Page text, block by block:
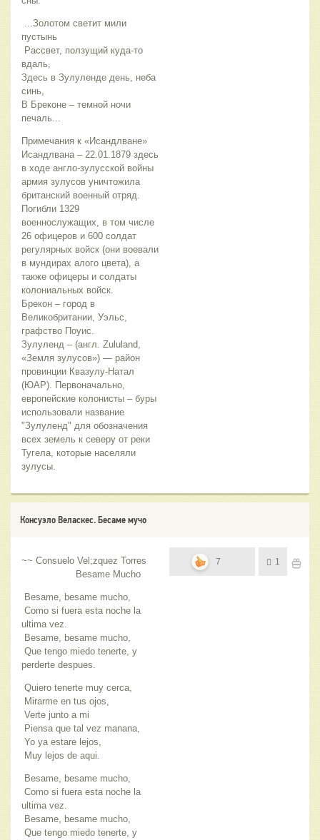
...Золотом светит мили
пустынь
Рассвет, ползущий куда-то
вдаль,
Здесь в Зулуленде день, неба
синь,
В Бреконе – темной ночи
печаль...
Примечания к «Исандлване»
Исандлвана – 22.01.1879 здесь
в ходе англо-зулусской войны
армия зулусов уничтожила
британский военный отряд.
Погибли 1329
военнослужащих, в том числе
26 офицеров и 600 солдат
регулярных войск (они воевали
в мундирах алого цвета), а
также офицеры и солдаты
колониальных войск.
Брекон – город в
Великобритании, Уэльс,
графство Поуис.
Зулуленд – (англ. Zululand,
«Земля зулусов») — район
провинции Квазулу-Натал
(ЮАР). Первоначально,
европейские колонисты – буры
использовали название
"Зулуленд" для обозначения
всех земель к северу от реки
Тугела, которые населяли
зулусы.
Консуэло Веласкес. Бесаме мучо
~~ Consuelo Vel;zquez Torres
Besame Mucho
Besame, besame mucho,
Como si fuera esta noche la
ultima vez.
Besame, besame mucho,
Que tengo miedo tenerte, y
perderte despues.
Quiero tenerte muy cerca,
Mirarme en tus ojos,
Verte junto a mi
Piensa que tal vez manana,
Yo ya estare lejos,
Muy lejos de aqui.
Besame, besame mucho,
Como si fuera esta noche la
ultima vez.
Besame, besame mucho,
Que tengo miedo tenerte, y
7 1